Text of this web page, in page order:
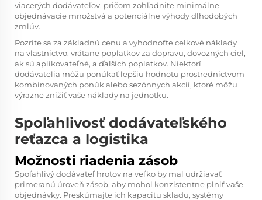
viacerých dodávateľov, pričom zohľadnite minimálne
objednávacie množstvá a potenciálne výhody dlhodobých
zmlúv.
Pozrite sa za základnú cenu a vyhodnoťte celkové náklady
na vlastníctvo, vrátane poplatkov za dopravu, dovozných ciel,
ak sú aplikovateľné, a ďalších poplatkov. Niektorí
dodávatelia môžu ponúkať lepšiu hodnotu prostredníctvom
kombinovaných ponúk alebo sezónnych akcií, ktoré môžu
výrazne znížiť vaše náklady na jednotku.
Spoľahlivosť dodávateľského
reťazca a logistika
Možnosti riadenia zásob
Spoľahlivý dodávateľ hrotov na veľko by mal udržiavať
primeranú úroveň zásob, aby mohol konzistentne plniť vaše
objednávky. Preskúmajte ich kapacitu skladu, systémy